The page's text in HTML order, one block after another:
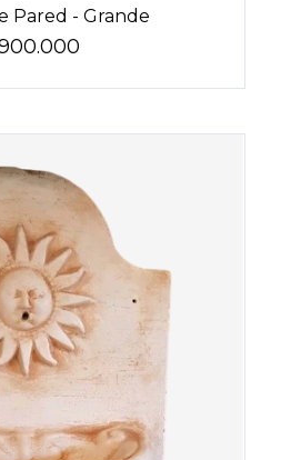
Pared - Grande